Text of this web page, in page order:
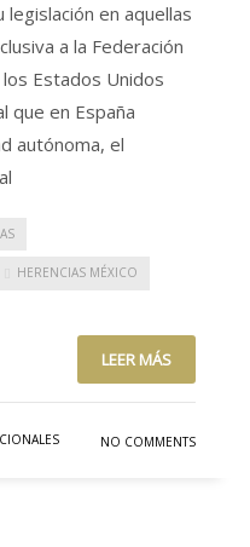
en aquellas
a la Federación
Estados Unidos
que en España
autónoma, el
HERENCIAS MÉXICO
LEER MÁS
NO COMMENTS